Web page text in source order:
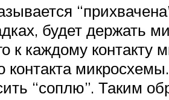
будет
к каждому
контакта
“соплю”. Таким